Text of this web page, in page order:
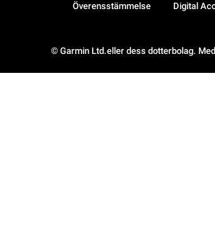
© Garmin Ltd.eller dess dotterbolag.
Överensstämmelse Digital